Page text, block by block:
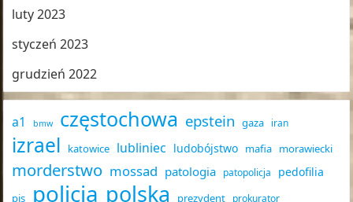
luty 2023
styczeń 2023
grudzień 2022
a1 bmw częstochowa epstein gaza iran
izrael katowice lubliniec ludobójstwo mafia morawiecki
morderstwo mossad patologia patopolicja pedofilia
pis policja polska prezydent prokurator